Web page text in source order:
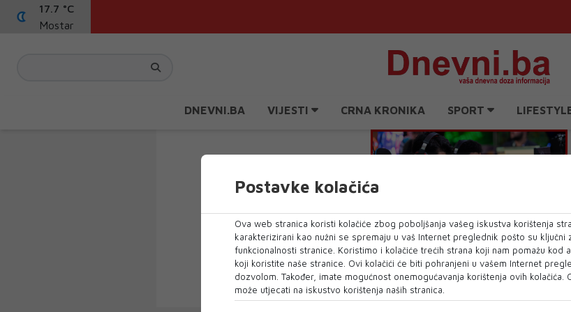
17.7 °C
Mostar
DNEVNI.BA VIJESTI CRNA KRONIKA SPORT
Ko će biti najbolji bh. eSport dvojac?
Postavke kolačića
Ova web stranica koristi kolačiće zbog poboljšanja vašeg iskustva korištenja
karakterizirani kao nužni se spremaju u vaš Internet preglednik pošto su ključni
funkcionalnosti stranice. Koristimo i kolačiće trećih strana koji nam pomažu kod
koji koristite naše stranice. Ovi kolačići će biti pohranjeni u vašem Internet
dozvolom. Također, imate mogućnost onemogućavanja korištenja ovih kolačića.
može utjecati na iskustvo korištenja naših stranica.